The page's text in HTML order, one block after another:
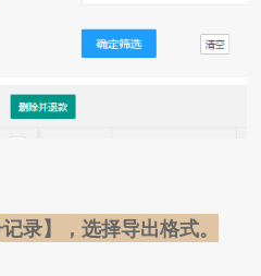
录】，选择导出格式。